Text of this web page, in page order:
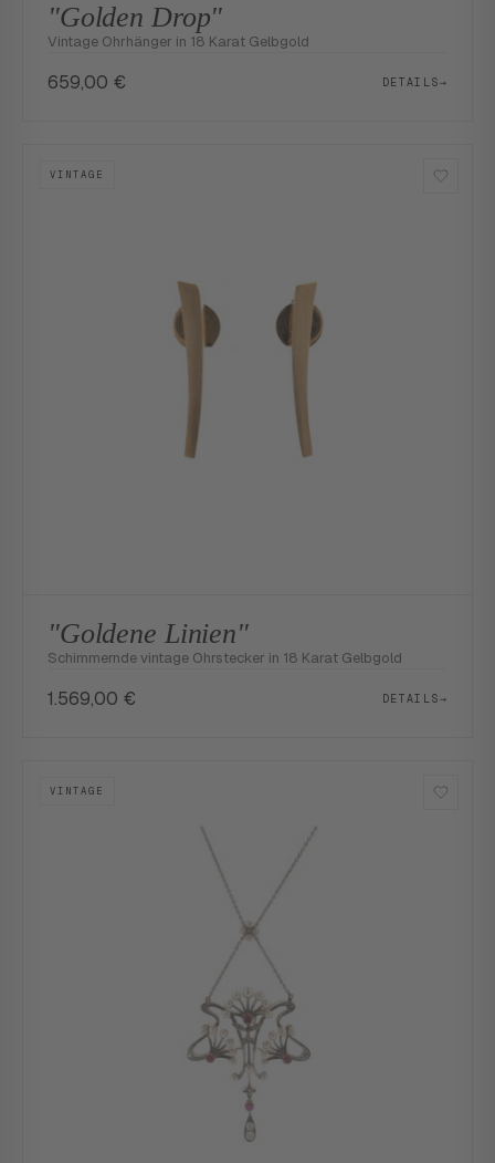
"Golden Drop"
Vintage Ohrhänger in 18 Karat Gelbgold
659,00 € DETAILS→
VINTAGE
"Goldene Linien"
Schimmernde vintage Ohrstecker in 18 Karat Gelbgold
1.569,00 € DETAILS→
VINTAGE